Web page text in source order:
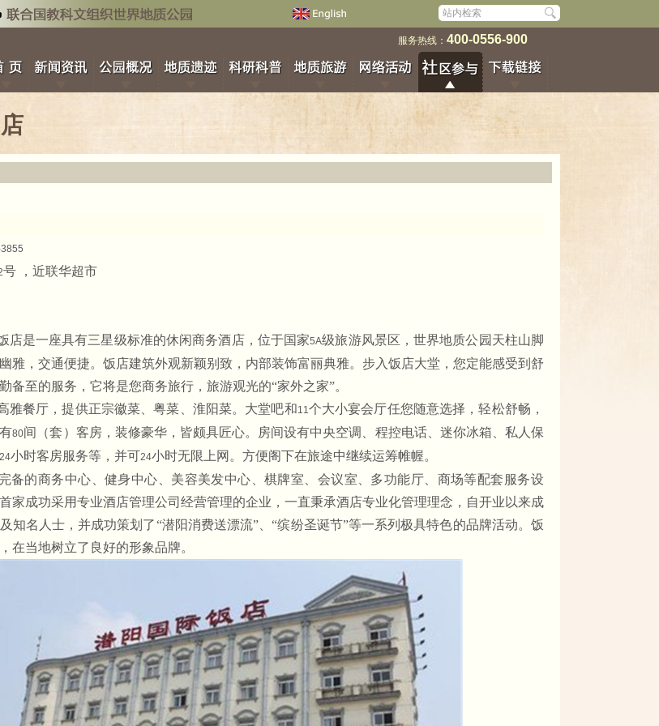
号 ，近联华超市
店是一座具有三星级标准的休闲商务酒店，位于国家5A级旅游风景区，世界地质公园天柱山脚
雅，交通便捷。饭店建筑外观新颖别致，内部装饰富丽典雅。步入饭店大堂，您定能感受到舒
备至的服务，它将是您商务旅行，旅游观光的“家外之家”。
雅餐厅，提供正宗徽菜、粤菜、淮阳菜。大堂吧和11个大小宴会厅任您随意选择，轻松舒畅，
80间（套）客房，装修豪华，皆颇具匠心。房间设有中央空调、程控电话、迷你冰箱、私人保
24小时客房服务等，并可24小时无限上网。方便阁下在旅途中继续运筹帷幄。
备的商务中心、健身中心、美容美发中心、棋牌室、会议室、多功能厅、商场等配套服务设
家成功采用专业酒店管理公司经营管理的企业，一直秉承酒店专业化管理理念，自开业以来成
知名人士，并成功策划了“潜阳消费送漂流”、“缤纷圣诞节”等一系列极具特色的品牌活动。饭
在当地树立了良好的形象品牌。
服务热线： 400-0556-900